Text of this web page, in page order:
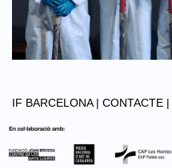
IF BARCELONA | CONTACTE |